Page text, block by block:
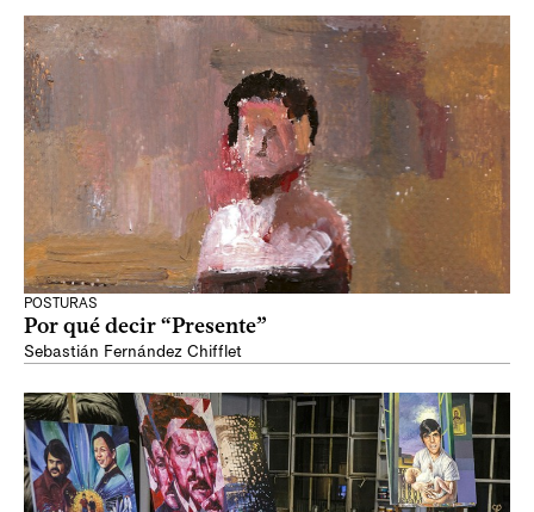
POSTURAS
Por qué decir “Presente”
Sebastián Fernández Chifflet